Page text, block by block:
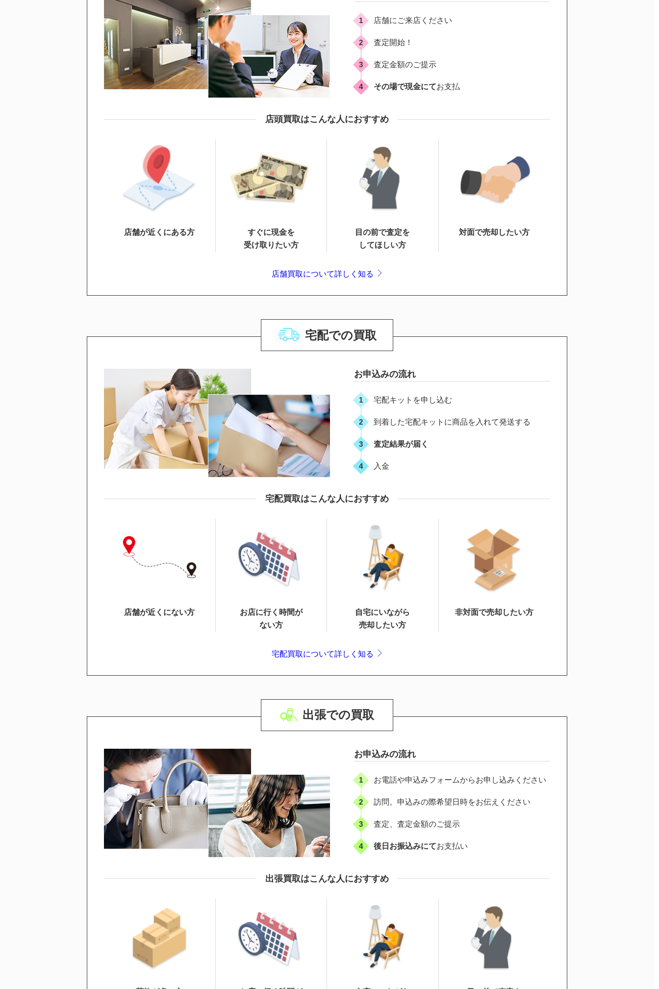
1 店舗にご来店ください
2 査定開始！
3 査定金額のご提示
4 その場で現金にてお支払
店頭買取はこんな人におすすめ
店舗が近くにある方
すぐに現金を
受け取りたい方
目の前で査定を
してほしい方
対面で売却したい方
店舗買取について詳しく知る
宅配での買取
お申込みの流れ
1 宅配キットを申し込む
2 到着した宅配キットに商品を入れて発送する
3 査定結果が届く
4 入金
宅配買取はこんな人におすすめ
店舗が近くにない方
お店に行く時間が
ない方
自宅にいながら
売却したい方
非対面で売却したい方
宅配買取について詳しく知る
出張での買取
お申込みの流れ
1 お電話や申込みフォームからお申し込みください
2 訪問。申込みの際希望日時をお伝えください
3 査定、査定金額のご提示
4 後日お振込みにてお支払い
出張買取はこんな人におすすめ